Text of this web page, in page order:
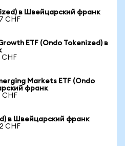
в Швейцарский франк
CHF
ETF (Ondo Tokenized) в
CHF
Markets ETF (Ondo
франк
CHF
в Швейцарский франк
CHF